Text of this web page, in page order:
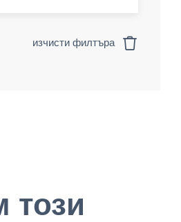
изчисти филтъра
този